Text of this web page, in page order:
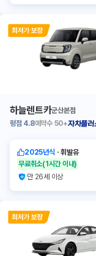
하늘렌트카군산본점
평점 4.8예약수 50+자차플러
2025년식 ㆍ휘발유
무료취소(1시간 이내)
만 26세 이상